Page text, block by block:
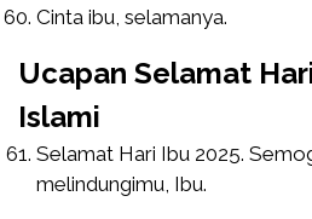
Cinta ibu, selamanya.
Ucapan Selamat
Islami
Selamat Hari Ibu 2025.
melindungimu, Ibu.